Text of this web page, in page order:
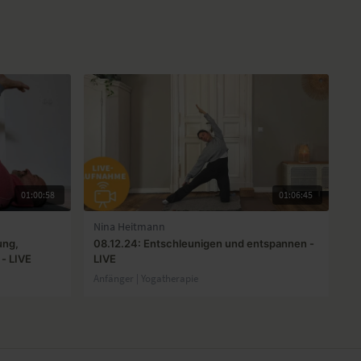
01:00:58
LIVE
01:06:45
Nina Heitmann
08.12.24: Entschleunigen und entspannen -
LIVE
Anfänger | Yogatherapie